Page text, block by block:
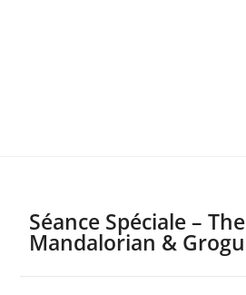
Séance Spéciale – The
Mandalorian & Grogu